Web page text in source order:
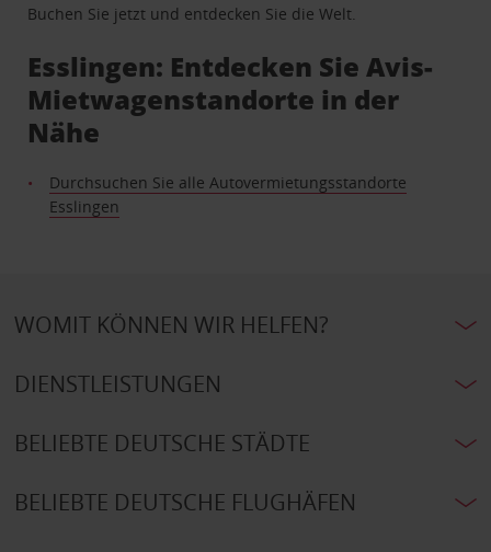
Buchen Sie jetzt und entdecken Sie die Welt.
Esslingen: Entdecken Sie Avis-
Mietwagenstandorte in der
Nähe
Durchsuchen Sie alle Autovermietungsstandorte
Esslingen
WOMIT KÖNNEN WIR HELFEN?
DIENSTLEISTUNGEN
BELIEBTE DEUTSCHE STÄDTE
BELIEBTE DEUTSCHE FLUGHÄFEN